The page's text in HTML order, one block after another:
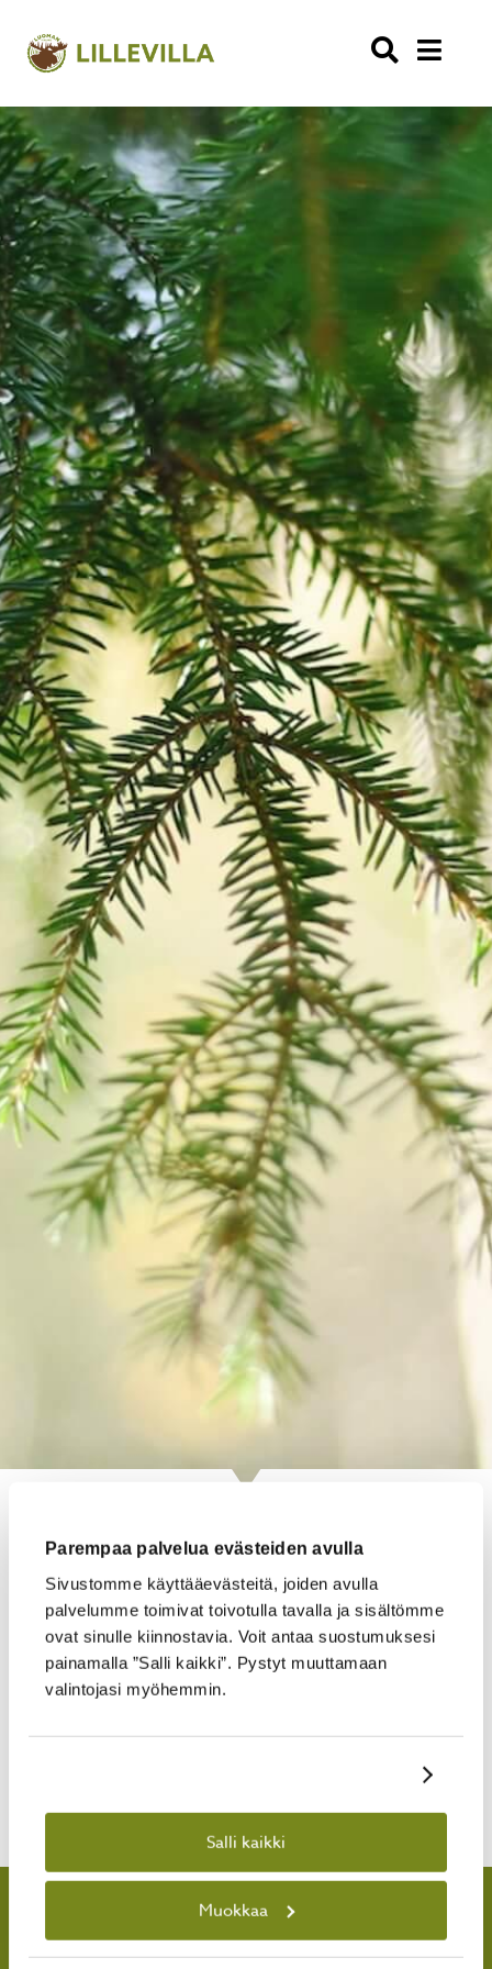
Parempaa palvelua evästeiden avulla
Sivustomme käyttääevästeitä, joiden avulla
palvelumme toimivat toivotulla tavalla ja sisältömme
ovat sinulle kiinnostavia. Voit antaa suostumuksesi
painamalla ”Salli kaikki”. Pystyt muuttamaan
valintojasi myöhemmin.
Salli kaikki
Muokkaa
3420
Lillevilla-piharakennus on paitsi
laadukas, myös helppo ostos.
Kotiinkuljetuksen ansiosta
paremman pihan rakentaminen ei
varaosapalvelu puolestaan
VIERASMAJAT KESÄKEITTIÖT
VARASTOT PUUCEET LEIKKI-IKÄISILLE ALE